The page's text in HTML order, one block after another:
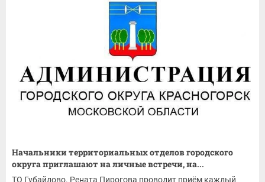
Начальники территориальных отделов городского
округа приглашают на личные встречи, на...
ТО Губайлово. Рената Пирогова проводит приём каждый